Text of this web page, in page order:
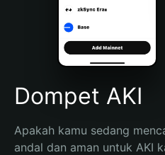
Português (Brasil)
Español (Argentina)
Dompet AKI
Apakah kamu sedang
andal dan aman untuk AKI